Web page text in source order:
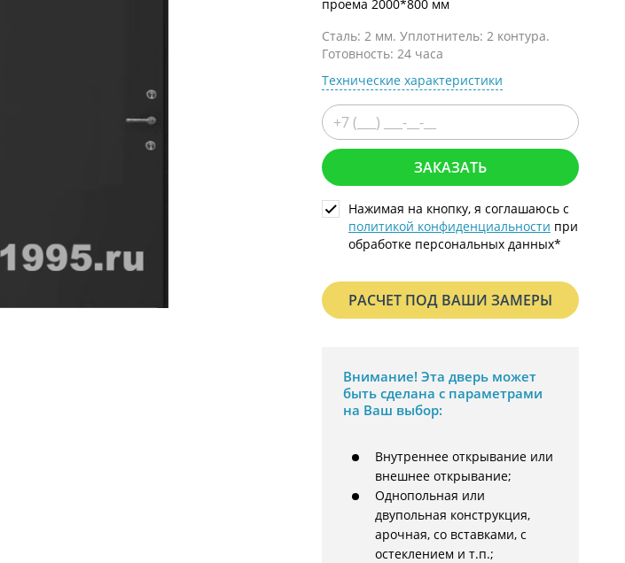
С металлофиленкой
проема 2000*800 мм
Сталь: 2 мм. Уплотнитель: 2 контура.
Готовность: 24 часа
Технические характеристики
ЗАКАЗАТЬ
Нажимая на кнопку, я соглашаюсь с
политикой конфиденциальности при
обработке персональных данных*
РАСЧЕТ ПОД ВАШИ ЗАМЕРЫ
Внимание! Эта дверь может
быть сделана с параметрами
на Ваш выбор:
Внутреннее открывание или
внешнее открывание;
Однопольная или
двупольная конструкция,
арочная, со вставками, с
остеклением и т.п.;